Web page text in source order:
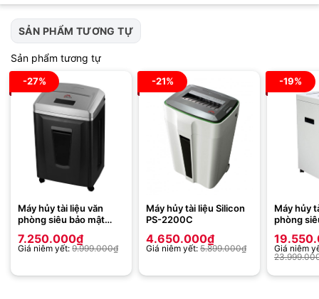
SẢN PHẨM TƯƠNG TỰ
Sản phẩm tương tự
-27%
Máy hủy tài liệu văn
phòng siêu bảo mật
7.250.000₫
Giá niêm yết: 9.999.000₫
-21%
Máy hủy tài liệu Silicon
PS-2200C
4.650.000₫
Giá niêm yết: 5.899.000₫
-19%
Máy hủy
phòng
Giá niêm